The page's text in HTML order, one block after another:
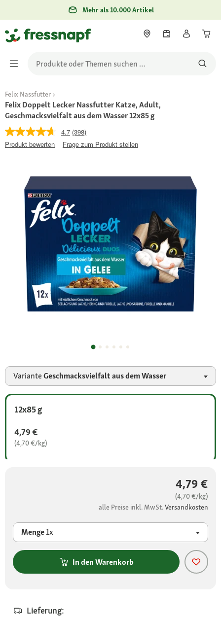
Mehr als 10.000 Artikel
Felix Nassfutter
Felix Doppelt Lecker Nassfutter Katze, Adult,
Geschmacksvielfalt aus dem Wasser 12x85 g
4.7 (398)
Produkt bewerten
Frage zum Produkt stellen
VarianteGeschmacksvielfalt aus dem Wasser
12x85 g
4,79 €
(4,70 €/kg)
4,79 €
(4,70 €/kg)
alle Preise inkl. MwSt.Versandkosten
Menge1x
In den Warenkorb
Lieferung: